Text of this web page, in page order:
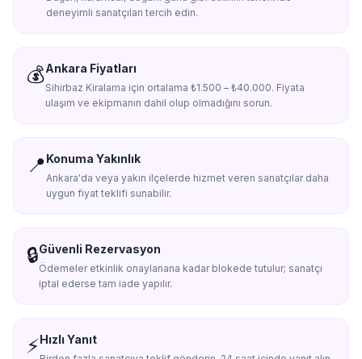
deneyimli sanatçıları tercih edin.
💰Ankara Fiyatları
Sihirbaz Kiralama için ortalama ₺1.500 – ₺40.000. Fiyata
ulaşım ve ekipmanın dahil olup olmadığını sorun.
📍 Konuma Yakınlık
Ankara'da veya yakın ilçelerde hizmet veren sanatçılar daha
uygun fiyat teklifi sunabilir.
🔒Güvenli Rezervasyon
Ödemeler etkinlik onaylanana kadar blokede tutulur; sanatçı
iptal ederse tam iade yapılır.
⚡Hızlı Yanıt